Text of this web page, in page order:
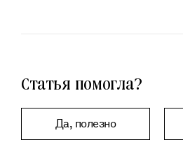
Статья помогла?
Да, полезно